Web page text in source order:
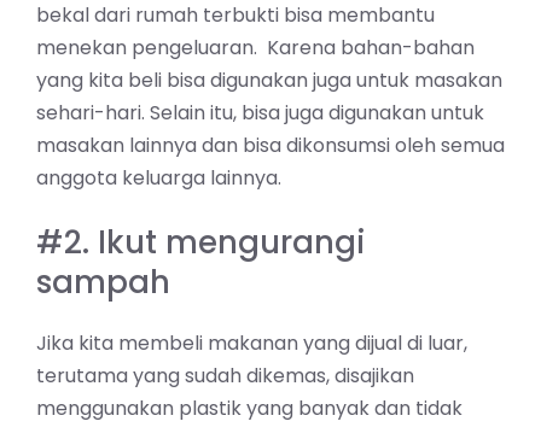
bekal dari rumah terbukti bisa membantu
menekan pengeluaran. Karena bahan-bahan
yang kita beli bisa digunakan juga untuk masakan
sehari-hari. Selain itu, bisa juga digunakan untuk
masakan lainnya dan bisa dikonsumsi oleh semua
anggota keluarga lainnya.
#2. Ikut mengurangi
sampah
Jika kita membeli makanan yang dijual di luar,
terutama yang sudah dikemas, disajikan
menggunakan plastik yang banyak dan tidak